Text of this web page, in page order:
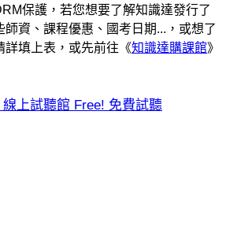
保護，若您想要了解知識達發行了
師資、課程優惠、國考日期...，或想了
詳填上表，或先前往《知識達購課館》
線上試聽館 Free! 免費試聽